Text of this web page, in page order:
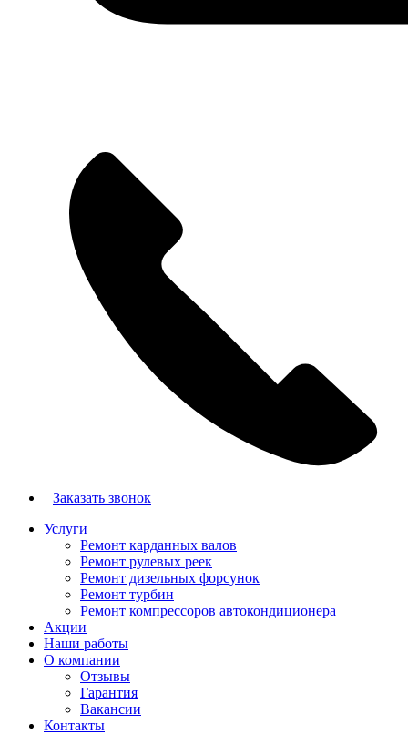
Заказать звонок
Услуги
Ремонт карданных валов
Ремонт рулевых реек
Ремонт дизельных форсунок
Ремонт турбин
Ремонт компрессоров автокондиционера
Акции
Наши работы
О компании
Отзывы
Гарантия
Вакансии
Контакты